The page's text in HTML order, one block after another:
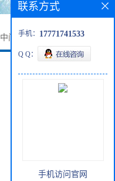
中间体 >阻聚剂TBX
联系方式
手机： 17771741533
Q Q：
手机访问官网